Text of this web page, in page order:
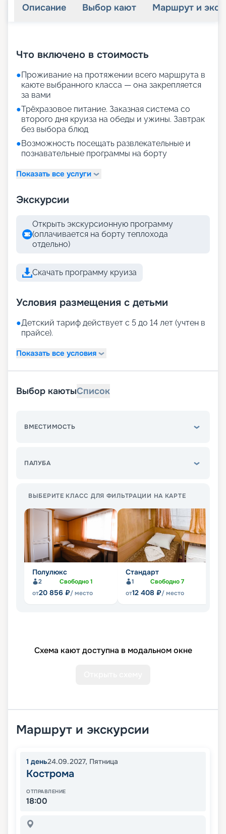
Описание Выбор кают Маршрут и
Что включено в стоимость
●Проживание на протяжении всего маршрута в
каюте выбранного класса — она закрепляется
за вами
●Трёхразовое питание. Заказная система со
второго дня круиза на обеды и ужины. Завтрак
без выбора блюд
●Возможность посещать развлекательные и
познавательные программы на борту
Показать все услуги
Экскурсии
Открыть экскурсионную программу
(оплачивается на борту теплохода
отдельно)
Скачать программу круиза
Условия размещения с детьми
●Детский тариф действует с 5 до 14 лет (учтен в
прайсе).
Показать все условия
Выбор каютыСписок
ВМЕСТИМОСТЬ
ПАЛУБА
ВЫБЕРИТЕ КЛАСС ДЛЯ ФИЛЬТРАЦИИ НА КАРТЕ
Полулюкс
2 Свободно1
от20 856 ₽/ место
Стандарт
1 Свободно7
от12 408 ₽/ место
Схема кают доступна в модальном окне
Маршрут и экскурсии
1 день24.09.2027, Пятница
Кострома
ОТПРАВЛЕНИЕ
18:00